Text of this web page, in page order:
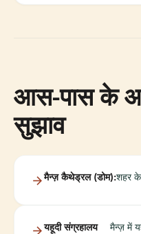
आस-पास के
सुझाव
मैन्ज़ कैथेड्रल (डोम):शहर के
यहूदी संग्रहालय
मैन्ज़ में